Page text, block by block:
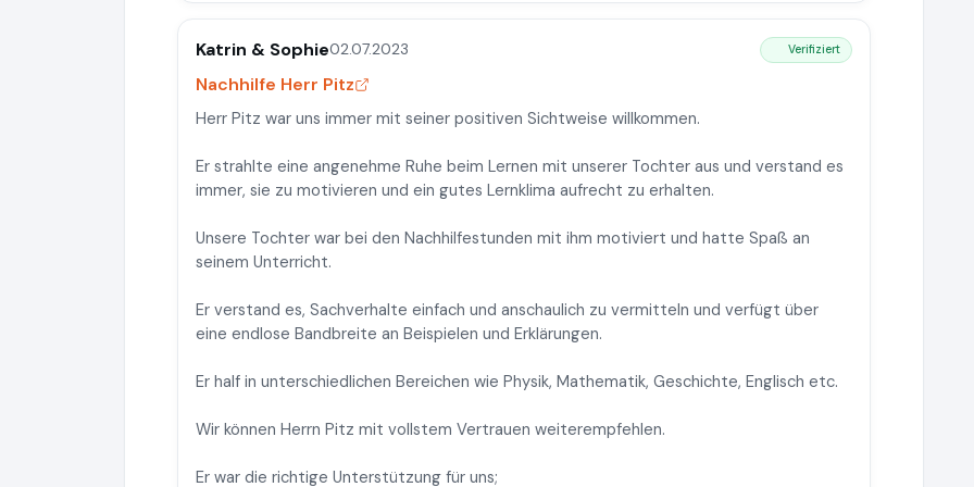
Katrin & Sophie02.07.2023 Verifiziert
Nachhilfe Herr Pitz
Herr Pitz war uns immer mit seiner positiven Sichtweise willkommen.
Er strahlte eine angenehme Ruhe beim Lernen mit unserer Tochter aus und verstand es
immer, sie zu motivieren und ein gutes Lernklima aufrecht zu erhalten.
Unsere Tochter war bei den Nachhilfestunden mit ihm motiviert und hatte Spaß an
seinem Unterricht.
Er verstand es, Sachverhalte einfach und anschaulich zu vermitteln und verfügt über
eine endlose Bandbreite an Beispielen und Erklärungen.
Er half in unterschiedlichen Bereichen wie Physik, Mathematik, Geschichte, Englisch etc.
Wir können Herrn Pitz mit vollstem Vertrauen weiterempfehlen.
Er war die richtige Unterstützung für uns;